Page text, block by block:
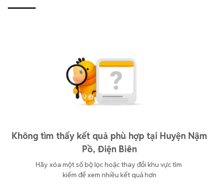
Không tìm thấy kết quả phù hợp tại Huyện Nậm
Pồ, Điện Biên
Hãy xóa một số bộ lọc hoặc thay đổi khu vực tìm
kiếm để xem nhiều kết quả hơn